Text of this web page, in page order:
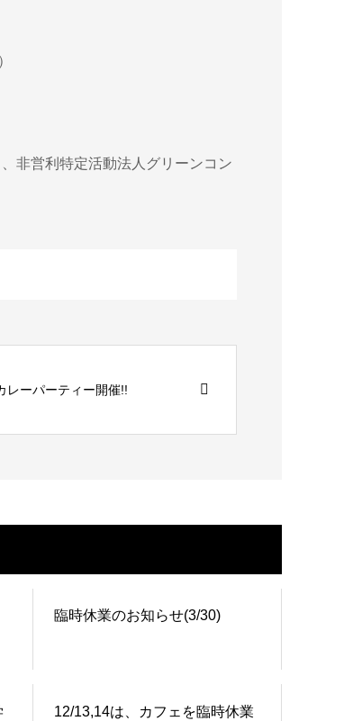
非営利特定活動法人グリーンコン
レーパーティー開催!!
臨時休業のお知らせ(3/30)
12/13,14は、カフェを臨時休業